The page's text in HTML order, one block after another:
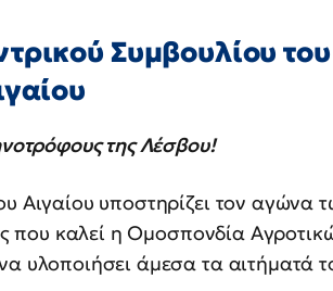
Συμβουλίου
της Λέσβου!
Αιγαίου υποστηρίζει τον αγώνα
που καλεί η Ομοσπονδία
υλοποιήσει άμεσα τα αιτήματά